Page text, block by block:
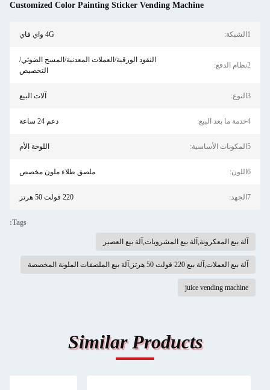
Customized Color Painting Sticker Vending Machine
1الشبكة: 4G واي فاي
2نظام الدفع:
النقود الورقية/العملات المعدنية/المسح الضوئي/
التخصيص
3النوع: آلات البيع
4خدمة ما بعد البيع: دعم 24 ساعة
5المكونات الأساسية: اللوحة الأم
6اللون: ملصق طلاء ملون مخصص
7الجهد: 220 فولت 50 هرتز
Tags:
آلة بيع المعكرونة,آلة بيع المشروبات,آلة بيع العصير
آلة بيع العملات,آلة بيع 220 فولت 50 هرتز,آلة بيع الملصقات الملونة المخصصة
juice vending machine
Similar Products